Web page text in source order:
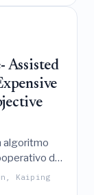
Assisted
algoritmo
di
una
delle
Kaiping